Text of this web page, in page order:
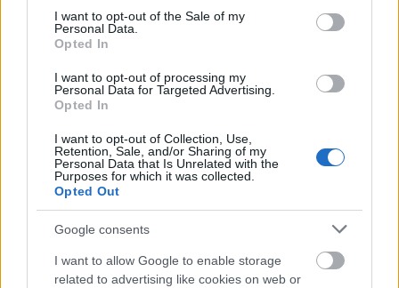
consent section.
I want to opt-out of the Sale of my
Personal Data.
Opted In
I want to opt-out of processing my
Personal Data for Targeted Advertising.
Opted In
I want to opt-out of Collection, Use,
Retention, Sale, and/or Sharing of my
Personal Data that Is Unrelated with the
Purposes for which it was collected.
Opted Out
Google consents
I want to allow Google to enable storage
related to advertising like cookies on web or
E-mail cím
Feliratkozom a hírlevélre és elfogadom az
szabályzatot!
LEGFRISSEBB